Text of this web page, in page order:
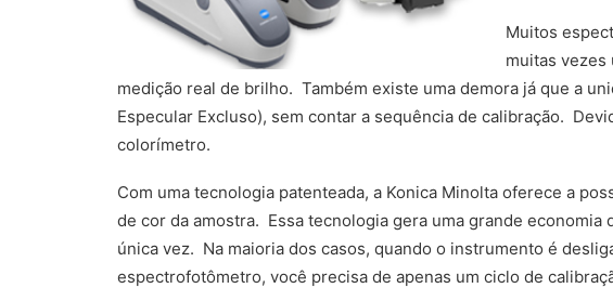
Muitos
muitas vezes
medição real de brilho. Também existe uma demora já que a
Especular Excluso), sem contar a sequência de calibração.
colorímetro.
Com uma tecnologia patenteada, a Konica Minolta oferece a
de cor da amostra. Essa tecnologia gera uma grande
única vez. Na maioria dos casos, quando o instrumento é
espectrofotômetro, você precisa de apenas um ciclo de